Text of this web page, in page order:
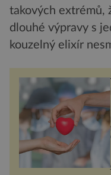
takových extrémů,
dlouhé výpravy s
kouzelný elixír